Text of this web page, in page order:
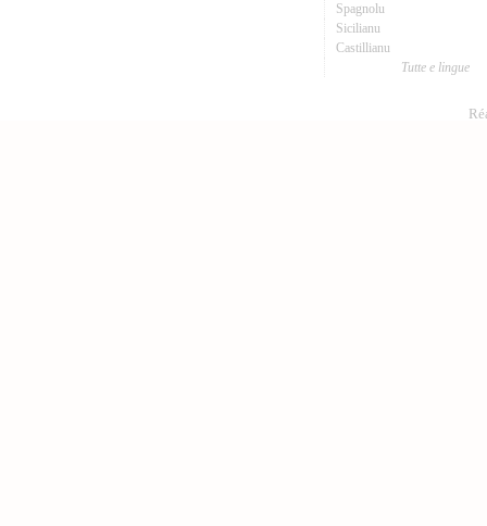
Spagnolu
Sicilianu
Castillianu
Tutte e lingue